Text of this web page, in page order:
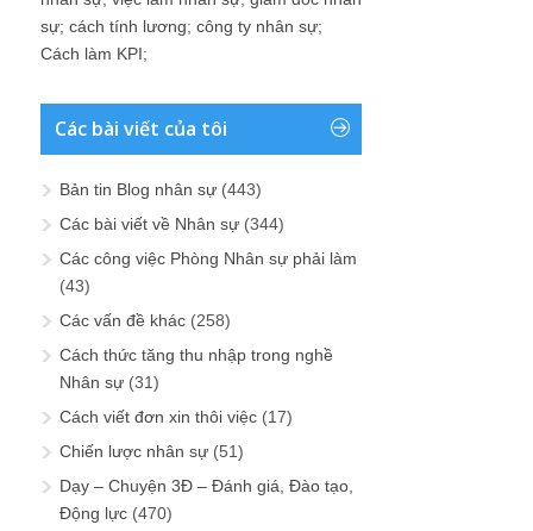
sự; cách tính lương; công ty nhân sự;
Cách làm KPI;
Các bài viết của tôi
Bản tin Blog nhân sự (443)
Các bài viết về Nhân sự (344)
Các công việc Phòng Nhân sự phải làm
(43)
Các vấn đề khác (258)
Cách thức tăng thu nhập trong nghề
Nhân sự (31)
Cách viết đơn xin thôi việc (17)
Chiến lược nhân sự (51)
Dạy – Chuyện 3Đ – Đánh giá, Đào tạo,
Động lực (470)